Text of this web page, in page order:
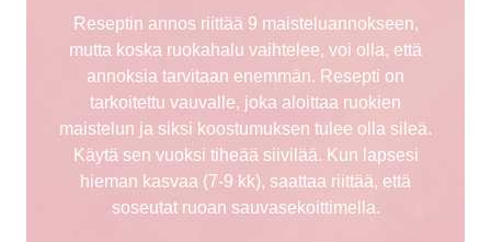
Reseptin annos riittää 9 maisteluannokseen,
mutta koska ruokahalu vaihtelee, voi olla, että
annoksia tarvitaan enemmän. Resepti on
tarkoitettu vauvalle, joka aloittaa ruokien
maistelun ja siksi koostumuksen tulee olla sileä.
Käytä sen vuoksi tiheää siivilää. Kun lapsesi
hieman kasvaa (7-9 kk), saattaa riittää, että
soseutat ruoan sauvasekoittimella.